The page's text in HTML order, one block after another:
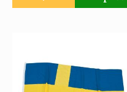
Lägg till i